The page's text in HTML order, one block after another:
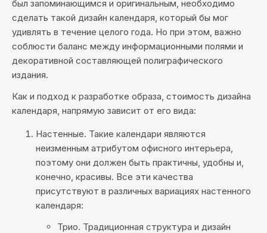
был запоминающимся и оригинальным, необходимо
сделать такой дизайн календаря, который бы мог
удивлять в течение целого года. Но при этом, важно
соблюсти баланс между информационными полями и
декоративной составляющей полиграфического
издания.
Как и подход к разработке образа, стоимость дизайна
календаря, напрямую зависит от его вида:
Настенные. Такие календари являются
неизменным атрибутом офисного интерьера,
поэтому они должен быть практичны, удобны и,
конечно, красивы. Все эти качества
присутствуют в различных вариациях настенного
календаря:
Трио. Традиционная структура и дизайн